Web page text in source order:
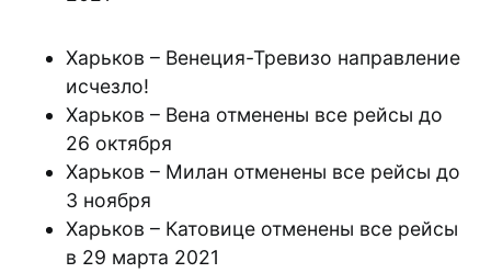
Харьков – Венеция-Тревизо направление
исчезло!
Харьков – Вена отменены все рейсы до
26 октября
Харьков – Милан отменены все рейсы до
3 ноября
Харьков – Катовице отменены все рейсы
в 29 марта 2021